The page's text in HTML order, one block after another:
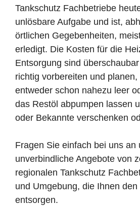
Tankschutz Fachbetriebe
unlösbare Aufgabe und ist,
örtlichen Gegebenheiten,
erledigt. Die Kosten für die
Entsorgung sind
richtig vorbereiten und
entweder schon nahezu leer
das Restöl abpumpen lassen
oder Bekannte verschenken
Fragen Sie einfach bei uns an
unverbindliche Angebote von
regionalen Tankschutz
und Umgebung, die Ihnen
entsorgen.